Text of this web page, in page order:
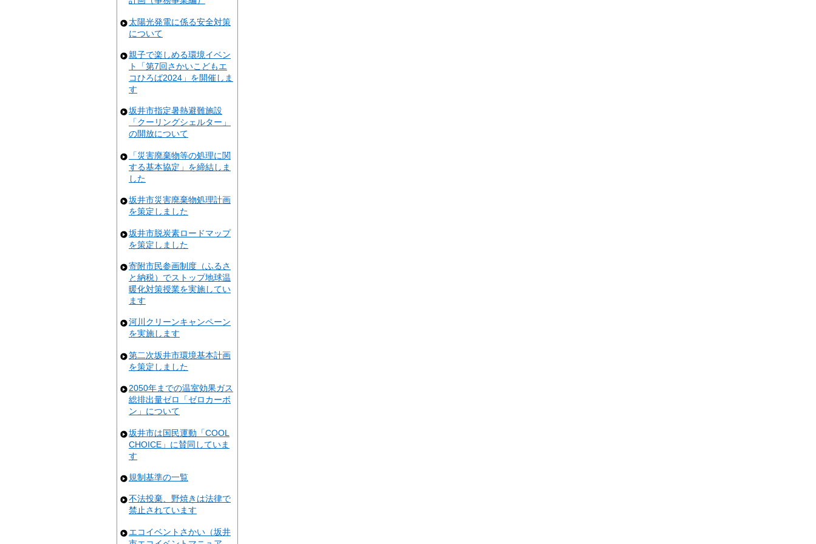
太陽光発電に係る安全対策
について
親子で楽しめる環境イベン
ト「第7回さかいこどもエ
コひろば2024」を開催しま
す
坂井市指定暑熱避難施設
「クーリングシェルター」
の開放について
「災害廃棄物等の処理に関
する基本協定」を締結しま
した
坂井市災害廃棄物処理計画
を策定しました
坂井市脱炭素ロードマップ
を策定しました
寄附市民参画制度（ふるさ
と納税）でストップ地球温
暖化対策授業を実施してい
ます
河川クリーンキャンペーン
を実施します
第二次坂井市環境基本計画
を策定しました
2050年までの温室効果ガス
総排出量ゼロ「ゼロカーボ
ン」について
坂井市は国民運動「COOL
CHOICE」に賛同していま
す
規制基準の一覧
不法投棄、野焼きは法律で
禁止されています
エコイベントさかい（坂井